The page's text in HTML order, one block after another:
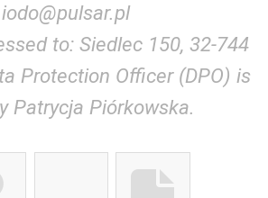
iodo@pulsar.pl
to: Siedlec 150, 32-744
Protection Officer (DPO) is
Patrycja Piórkowska.